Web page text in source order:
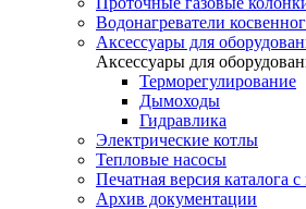
Водонагреватели
Аксессуары для
Аксессуары для
Терморегулирование
Дымоходы
Гидравлика
Электрические котлы
Тепловые насосы
Печатная версия каталога
Архив документации